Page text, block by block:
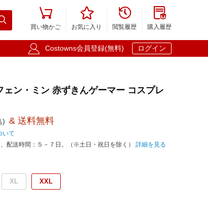

買い物かご

お気に入り

閲覧履歴

購入履歴
 Costowns会員登録(無料) ログイン
ン・ミン 赤ずきんゲーマー コスプレ
) & 送料無料
いて
配送時間：５－７日。（※土日・祝日を除く） 詳細を見る
XL XXL